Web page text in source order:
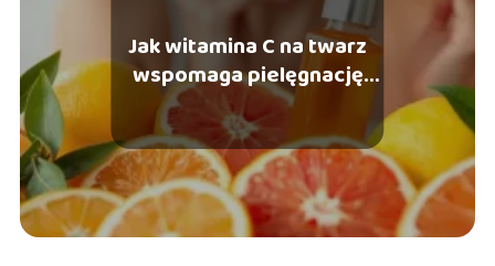
Jak witamina C na twarz
wspomaga pielęgnację
skóry?